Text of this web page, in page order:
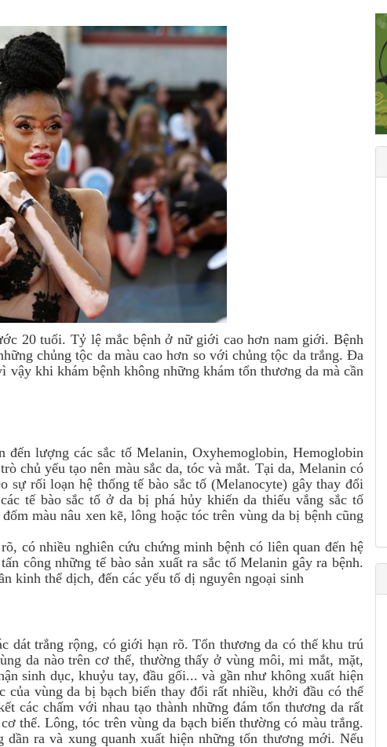
20 tuổi. Tỷ lệ mắc bệnh ở nữ giới cao hơn nam giới. Bệnh
chủng tộc da màu cao hơn so với chủng tộc da trắng. Đa
khi khám bệnh không những khám tổn thương da mà cần
lượng các sắc tố Melanin, Oxyhemoglobin, Hemoglobin
chủ yếu tạo nên màu sắc da, tóc và mắt. Tại da, Melanin có
sự rối loạn hệ thống tế bào sắc tố (Melanocyte) gây thay đổi
tế bào sắc tố ở da bị phá hủy khiến da thiếu vắng sắc tố
màu nâu xen kẽ, lông hoặc tóc trên vùng da bị bệnh cũng
có nhiều nghiên cứu chứng minh bệnh có liên quan đến hệ
công những tế bào sản xuất ra sắc tố Melanin gây ra bệnh.
kinh thể dịch, đến các yếu tố dị nguyên ngoại sinh
dát trắng rộng, có giới hạn rõ. Tổn thương da có thể khu trú
da nào trên cơ thể, thường thấy ở vùng môi, mi mắt, mặt,
sinh dục, khuỷu tay, đầu gối... và gần như không xuất hiện
vùng da bị bạch biến thay đổi rất nhiều, khởi đầu có thể
các chấm với nhau tạo thành những đám tổn thương da rất
thể. Lông, tóc trên vùng da bạch biến thường có màu trắng.
ra và xung quanh xuất hiện những tổn thương mới. Nếu